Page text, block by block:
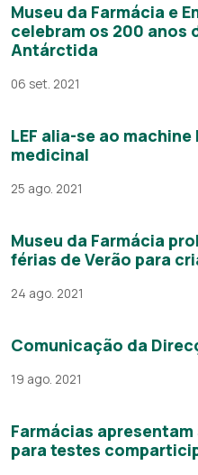
Museu da Farmácia e
celebram os 200 anos
Antárctida
06 set. 2021
LEF alia-se ao
medicinal
25 ago. 2021
Museu da Farmácia
férias de Verão para
24 ago. 2021
Comunicação da
19 ago. 2021
Farmácias
para testes